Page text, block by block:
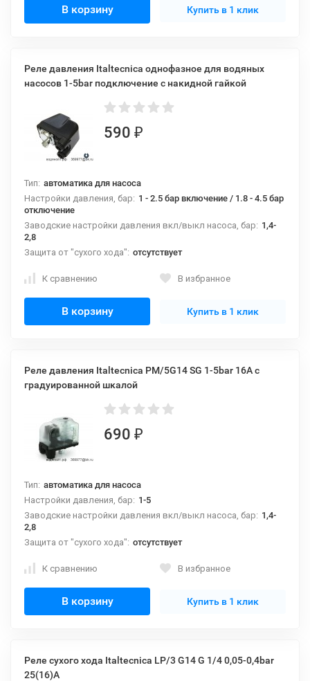
В корзину Купить в 1 клик
Реле давления Italtecnica однофазное для водяных
насосов 1-5bar подключение с накидной гайкой
590 ₽
Тип: автоматика для насоса
Настройки давления, бар: 1 - 2.5 бар включение / 1.8 - 4.5 бар
отключение
Заводские настройки давления вкл/выкл насоса, бар: 1,4-
2,8
Защита от "сухого хода": отсутствует
К сравнению В избранное
В корзину Купить в 1 клик
Реле давления Italtecnica PM/5G14 SG 1-5bar 16A c
градуированной шкалой
690 ₽
Тип: автоматика для насоса
Настройки давления, бар: 1-5
Заводские настройки давления вкл/выкл насоса, бар: 1,4-
2,8
Защита от "сухого хода": отсутствует
К сравнению В избранное
В корзину Купить в 1 клик
Реле сухого хода Italtecnica LP/3 G14 G 1/4 0,05-0,4bar
25(16)A